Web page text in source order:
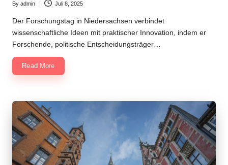
Posted
by
By admin Juli 8, 2025
Der Forschungstag in Niedersachsen verbindet
wissenschaftliche Ideen mit praktischer Innovation, indem er
Forschende, politische Entscheidungsträger…
Read More